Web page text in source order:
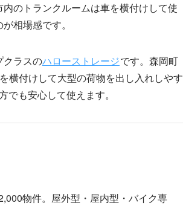
のトランクルームは車を横付けして使
相場感です。
クラスのハローストレージです。森岡町
横付けして大型の荷物を出し入れしやす
も安心して使えます。
物件。屋外型・屋内型・バイク専